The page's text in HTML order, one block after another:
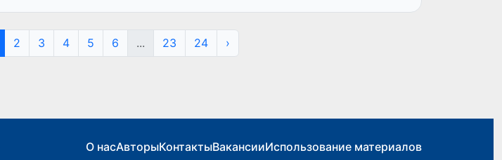
2 3 4 5 6 ... 23 24 ›
О насАвторыКонтактыВакансииИспользование материалов